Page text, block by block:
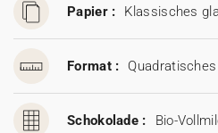
Papier : Klassisches
Format :
Schokolade : Bio-